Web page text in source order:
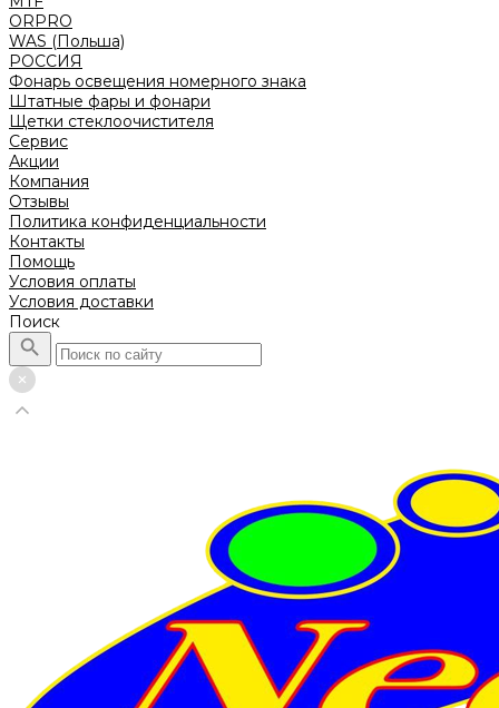
ORPRO
WAS (Польша)
РОССИЯ
Фонарь освещения номерного знака
Штатные фары и фонари
Щетки стеклоочистителя
Сервис
Акции
Компания
Отзывы
Политика конфиденциальности
Контакты
Помощь
Условия оплаты
Условия доставки
Поиск